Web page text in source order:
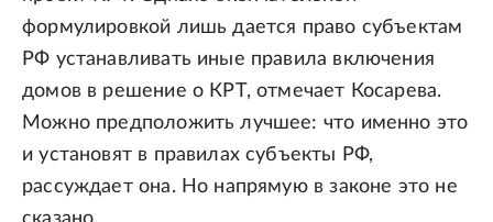
формулировкой лишь дается право субъектам
РФ устанавливать иные правила включения
домов в решение о КРТ, отмечает Косарева.
Можно предположить лучшее: что именно это
и установят в правилах субъекты РФ,
рассуждает она. Но напрямую в законе это не